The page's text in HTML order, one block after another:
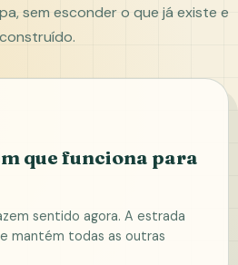
sem esconder o que já existe e
que funciona para
sentido agora. A estrada
mantém todas as outras